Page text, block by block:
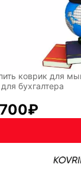
коврик для
бухгалтера
₽